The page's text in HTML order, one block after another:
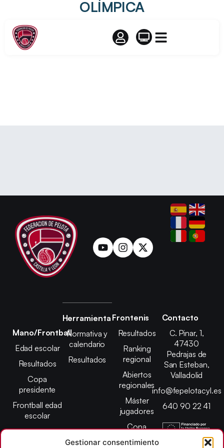
Gestionar consentimiento
OLÍMPICA
Mano/Frontball
Edad escolar
Resultados
Copa
presidente
Frontball edad
escolar
Herramienta
Normativa y
calendario
Resultados
Frontenis
Resultados
Ranking
regional
Abiertos
regionales
Máster
jugadores
Copa
presidente
Contacto
C. Pinar, 1,
47430
Pedrajas de
San Esteban,
Valladolid
info@fepelotacyl.es
640 90 22 41